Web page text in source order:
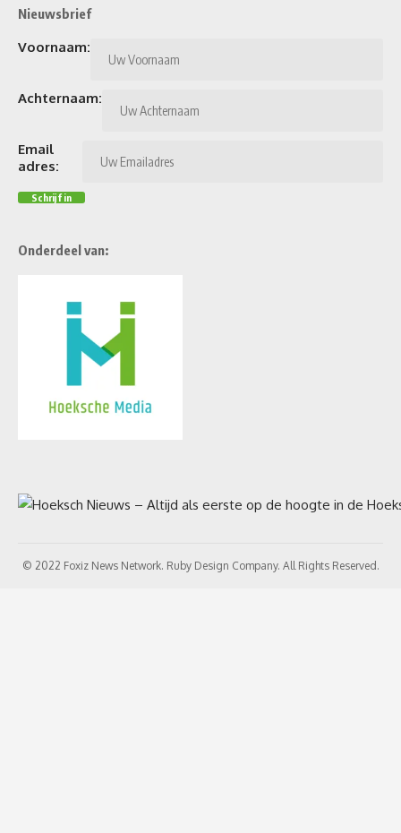
Nieuwsbrief
Voornaam:
Achternaam:
Email
adres:
Onderdeel van:
© 2022 Foxiz News Network. Ruby Design Company. All Rights Reserved.